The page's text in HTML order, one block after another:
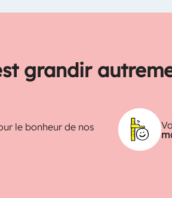
grandir
le bonheur de nos